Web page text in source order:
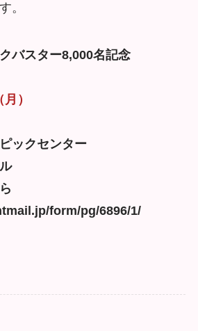
。
バスター8,000名記念
）
ックセンター
form/pg/6896/1/